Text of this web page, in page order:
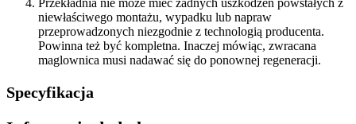
niewłaściwego montażu, wypadku lub napraw
przeprowadzonych niezgodnie z technologią producenta.
Powinna też być kompletna. Inaczej mówiąc, zwracana
maglownica musi nadawać się do ponownej regeneracji.
Specyfikacja